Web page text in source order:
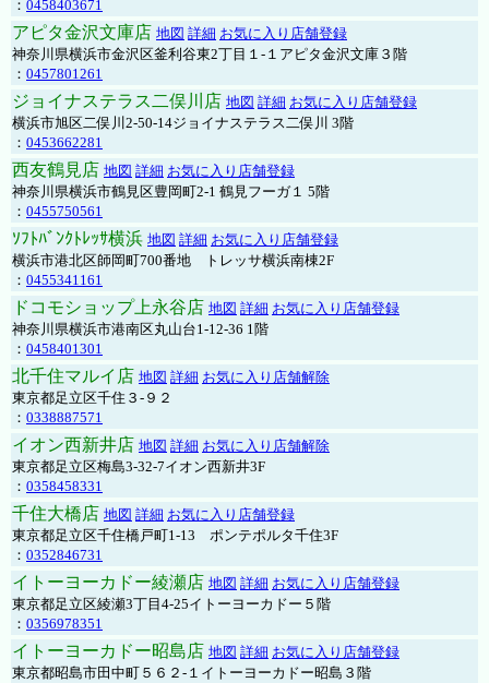
： 0458403671
アピタ金沢文庫店 地図 詳細 お気に入り店舗登録
神奈川県横浜市金沢区釜利谷東2丁目１-１アピタ金沢文庫３階
： 0457801261
ジョイナステラス二俣川店 地図 詳細 お気に入り店舗登録
横浜市旭区二俣川2-50-14ジョイナステラス二俣川 3階
： 0453662281
西友鶴見店 地図 詳細 お気に入り店舗登録
神奈川県横浜市鶴見区豊岡町2-1 鶴見フーガ１ 5階
： 0455750561
ｿﾌﾄﾊﾞﾝｸﾄﾚｯｻ横浜 地図 詳細 お気に入り店舗登録
横浜市港北区師岡町700番地 トレッサ横浜南棟2F
： 0455341161
ドコモショップ上永谷店 地図 詳細 お気に入り店舗登録
神奈川県横浜市港南区丸山台1-12-36 1階
： 0458401301
北千住マルイ店 地図 詳細 お気に入り店舗解除
東京都足立区千住３-９２
： 0338887571
イオン西新井店 地図 詳細 お気に入り店舗解除
東京都足立区梅島3-32-7イオン西新井3F
： 0358458331
千住大橋店 地図 詳細 お気に入り店舗登録
東京都足立区千住橋戸町1-13 ポンテポルタ千住3F
： 0352846731
イトーヨーカドー綾瀬店 地図 詳細 お気に入り店舗登録
東京都足立区綾瀬3丁目4-25イトーヨーカドー５階
： 0356978351
イトーヨーカドー昭島店 地図 詳細 お気に入り店舗登録
東京都昭島市田中町５６２-１イトーヨーカドー昭島３階